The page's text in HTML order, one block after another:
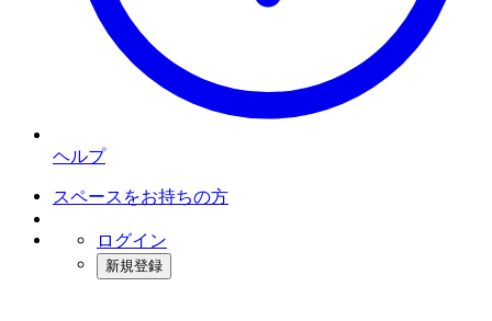
ヘルプ
スペースをお持ちの方
ログイン
新規登録